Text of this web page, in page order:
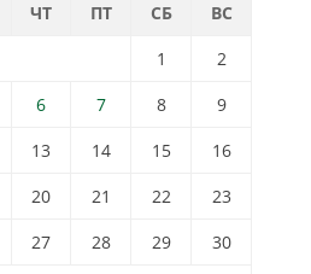
ЧТ ПТ СБ
ВС
1
2
6 7 8
9
13 14 15
16
20 21 22
23
27 28 29
30